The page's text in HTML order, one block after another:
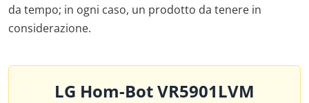
da tempo; in ogni caso, un prodotto da tenere in
considerazione.
LG Hom-Bot VR5901LVM